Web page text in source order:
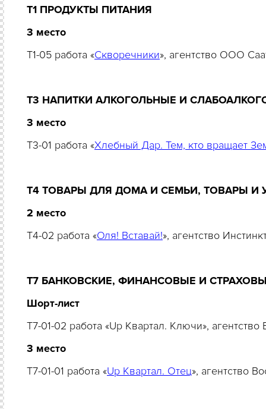
T1 ПРОДУКТЫ ПИТАНИЯ
3 место
T1-05 работа «Скворечники», агентство ООО
Т3 НАПИТКИ АЛКОГОЛЬНЫЕ И
3 место
T3-01 работа «Хлебный Дар. Тем, кто вращает
Т4 ТОВАРЫ ДЛЯ ДОМА И СЕМЬИ, ТОВАРЫ
2 место
T4-02 работа «Оля! Вставай!», агентство
Т7 БАНКОВСКИЕ, ФИНАНСОВЫЕ И
Шорт-лист
T7-01-02 работа «Up Квартал. Ключи»,
3 место
T7-01-01 работа «Up Квартал. Отец», агентство